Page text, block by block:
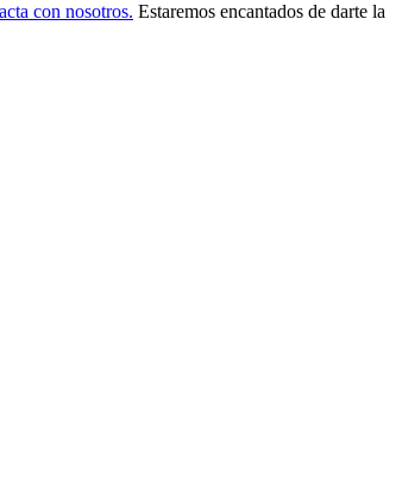
con nosotros. Estaremos encantados de darte la